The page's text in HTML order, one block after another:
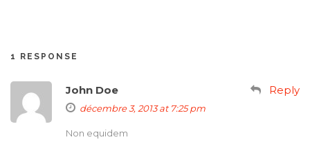
1 RESPONSE
John Doe
décembre 3, 2013 at 7:25 pm
Reply
Non equidem